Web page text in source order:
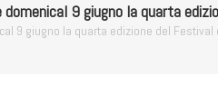
domenical 9 giugno la quarta
9 giugno la quarta edizione del